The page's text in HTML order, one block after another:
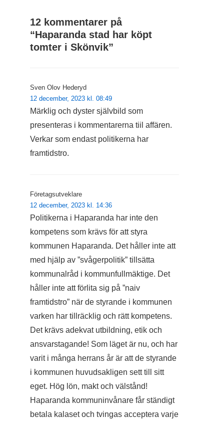
12 kommentarer på
“Haparanda stad har köpt
tomter i Skönvik”
Sven Olov Hederyd
12 december, 2023 kl. 08:49
Märklig och dyster självbild som
presenteras i kommentarerna tiil affären.
Verkar som endast politikerna har
framtidstro.
Företagsutveklare
12 december, 2023 kl. 14:36
Politikerna i Haparanda har inte den
kompetens som krävs för att styra
kommunen Haparanda. Det håller inte att
med hjälp av ”svågerpolitik” tillsätta
kommunalråd i kommunfullmäktige. Det
håller inte att förlita sig på ”naiv
framtidstro” när de styrande i kommunen
varken har tillräcklig och rätt kompetens.
Det krävs adekvat utbildning, etik och
ansvarstagande! Som läget är nu, och har
varit i många herrans år är att de styrande
i kommunen huvudsakligen sett till sitt
eget. Hög lön, makt och välstånd!
Haparanda kommuninvånare får ständigt
betala kalaset och tvingas acceptera varje